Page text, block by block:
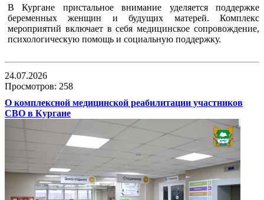
В Кургане пристальное внимание уделяется поддержке
беременных женщин и будущих матерей. Комплекс
мероприятий включает в себя медицинское сопровождение,
психологическую помощь и социальную поддержку.
24.07.2026
Просмотров: 258
О комплексной медицинской реабилитации участников
СВО в Кургане